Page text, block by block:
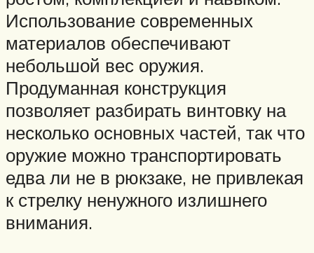
Использование современных
материалов обеспечивают
небольшой вес оружия.
Продуманная конструкция
позволяет разбирать винтовку на
несколько основных частей, так что
оружие можно транспортировать
едва ли не в рюкзаке, не привлекая
к стрелку ненужного излишнего
внимания.